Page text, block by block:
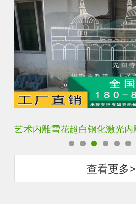
艺术内雕雪花超白钢化激光
查看更多